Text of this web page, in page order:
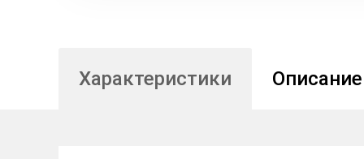
Характеристики Описание